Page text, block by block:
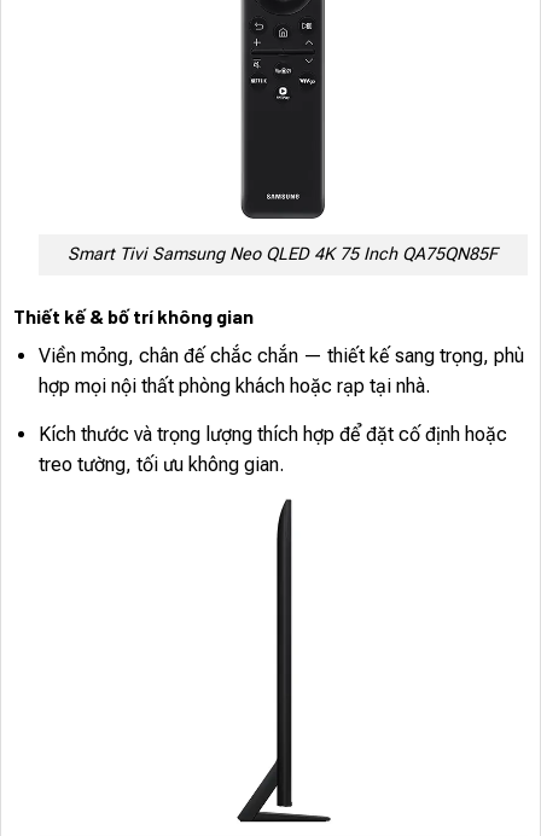
Smart Tivi Samsung Neo QLED 4K 75 Inch QA75QN85F
Thiết kế & bố trí không gian
Viền mỏng, chân đế chắc chắn — thiết kế sang trọng, phù
hợp mọi nội thất phòng khách hoặc rạp tại nhà.
Kích thước và trọng lượng thích hợp để đặt cố định hoặc
treo tường, tối ưu không gian.